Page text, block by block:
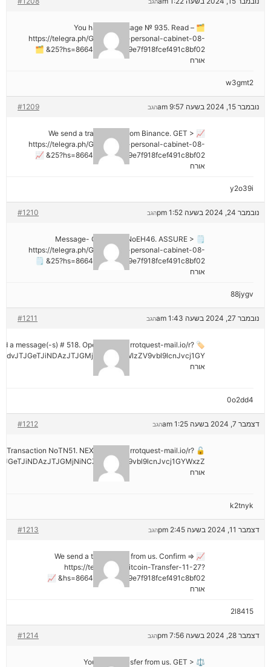
🗂 You have 1 message № 935. Read –
https://telegra.ph/Go-to-your-personal-cabinet-08-
25?hs=8664c520642b9e7f918fcef491c8bf02& 🗂
אורח
w3gmt2
נובמבר 15, 2024 בשעה 9:57 am #1209 הגב
📈 We send a transaction from Binance. GЕТ >
https://telegra.ph/Go-to-your-personal-cabinet-08-
25?hs=8664c520642b9e7f918fcef491c8bf02& 📈
אורח
y2o39i
נובמבר 24, 2024 בשעה 1:52 pm #1210 הגב
🗒 Message- Operation NoEH46. ASSURE >
https://telegra.ph/Go-to-your-personal-cabinet-08-
25?hs=8664c520642b9e7f918fcef491c8bf02& 🗒
אורח
88jygv
נובמבר 27, 2024 בשעה 1:43 am #1211 הגב
a message(-s) # 518. Open > out.carrotquest-mail.io/r?
אורח
0o2dd4
דצמבר 7, 2024 בשעה 1:25 am #1212 הגב
Transaction NoTN51. NEXT => out.carrotquest-mail.io/r?
אורח
k2tnyk
דצמבר 11, 2024 בשעה 2:45 pm #1213 הגב
📈 We send a transaction from us. Confirm =>
https://telegra.ph/Bitcoin-Transfer-11-27?
hs=8664c520642b9e7f918fcef491c8bf02& 📈
אורח
2l8415
דצמבר 28, 2024 בשעה 7:56 pm #1214 הגב
⚖ You got a transfer from us. GET >